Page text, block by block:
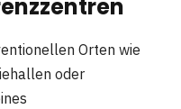
Orten wie
oder